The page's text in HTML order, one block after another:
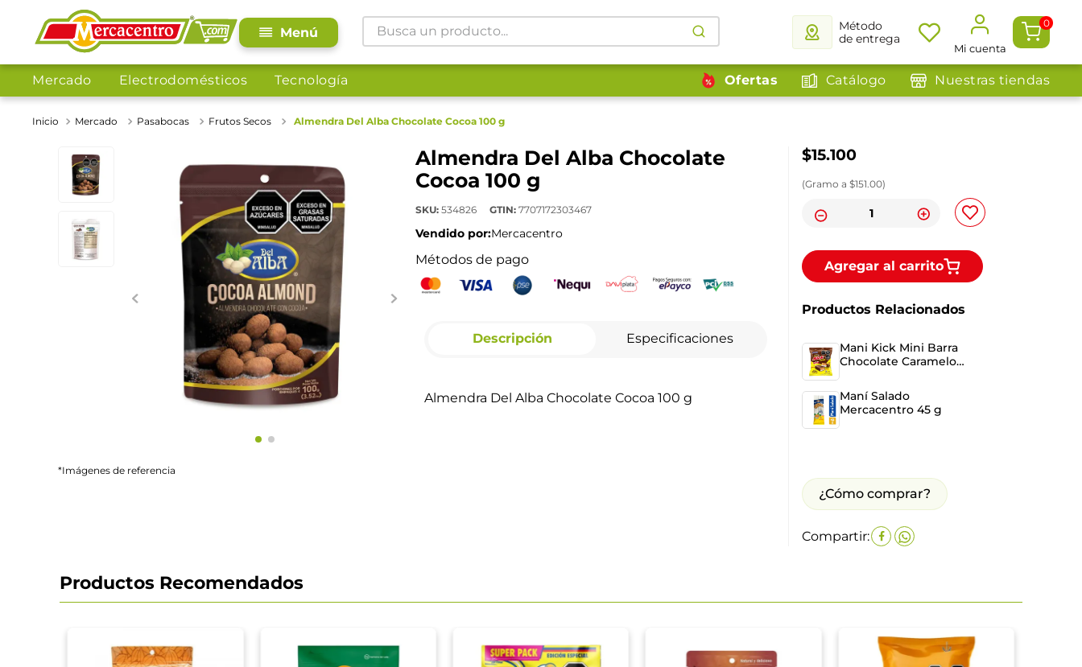
Busca un producto...
Método
de entrega
Mi cuenta
0
Mercado Electrodomésticos Tecnología Ofertas Catálogo Nuestras tiendas
Mercado Pasabocas Frutos Secos Almendra Del Alba Chocolate Cocoa 100 g
*Imágenes de referencia
Almendra Del Alba Chocolate
Cocoa 100 g
SKU: 534826 GTIN: 7707172303467
Vendido por:Mercacentro
Métodos de pago
Descripción Especificaciones
Almendra Del Alba Chocolate Cocoa 100 g
$15.100
(Gramo a $151.00)
Agregar al carrito
Productos Relacionados
Mani Kick Mini Barra
Chocolate Caramelo
Maní Salado
Mercacentro 45 g
¿Cómo comprar?
Compartir:
Productos Recomendados